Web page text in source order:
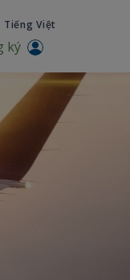
Tiếng Việt
ký